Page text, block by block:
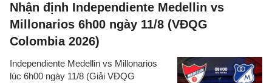
Nhận định Independiente Medellin vs
Millonarios 6h00 ngày 11/8 (VĐQG
Colombia 2026)
Independiente Medellin vs Millonarios
lúc 6h00 ngày 11/8 (Giải VĐQG